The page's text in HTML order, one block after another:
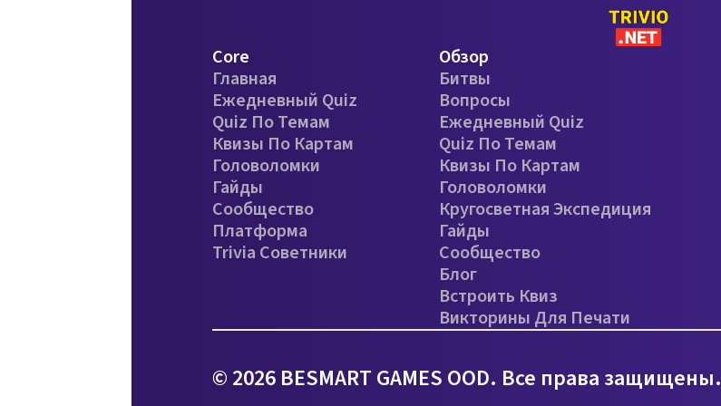
Core
Главная
Ежедневный Quiz
Quiz По Темам
Квизы По Картам
Головоломки
Гайды
Сообщество
Платформа
Trivia Советники
Обзор
Битвы
Вопросы
Ежедневный Quiz
Quiz По Темам
Квизы По Картам
Головоломки
Кругосветная Экспедиция
Гайды
Сообщество
Блог
Встроить Квиз
Викторины Для Печати
© 2026 BESMART GAMES OOD. Все права защищены.